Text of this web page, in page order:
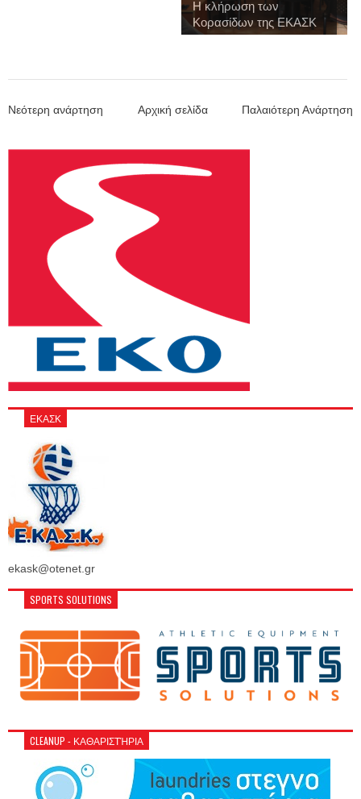
Η κλήρωση των
Κορασίδων της ΕΚΑΣΚ
γ...
Νεότερη ανάρτηση Παλαιότερη Ανάρτηση
Αρχική σελίδα
ΕΚΑΣΚ
ekask@otenet.gr
SPORTS SOLUTIONS
CLEANUP - ΚΑΘΑΡΙΣΤΉΡΙΑ